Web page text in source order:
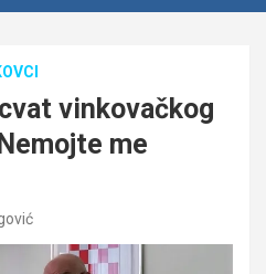
vinkovačkog
me